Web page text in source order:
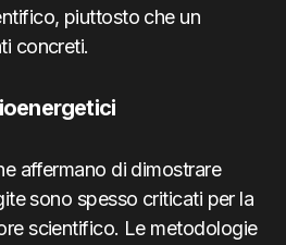
piuttosto che un
concreti.
affermano di dimostrare
sono spesso criticati per la
scientifico. Le metodologie